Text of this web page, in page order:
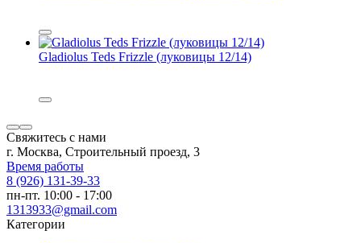
Gladiolus Teds Frizzle (луковицы 12/14)
Свяжитесь с нами
г. Москва, Строительный проезд, 3
Время работы
8 (926) 131-39-33
пн-пт. 10:00 - 17:00
1313933@gmail.com
Категории